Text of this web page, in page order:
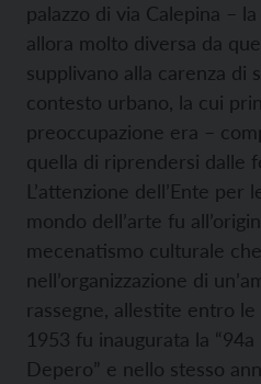
palazzo di via Calepina –
allora molto diversa da
supplivano alla carenza di
contesto urbano, la cui
preoccupazione era –
quella di riprendersi dalle
L’attenzione dell’Ente per
mondo dell’arte fu
mecenatismo culturale
nell’organizzazione di
rassegne, allestite entro
1953 fu inaugurata la
Depero” e nello stesso